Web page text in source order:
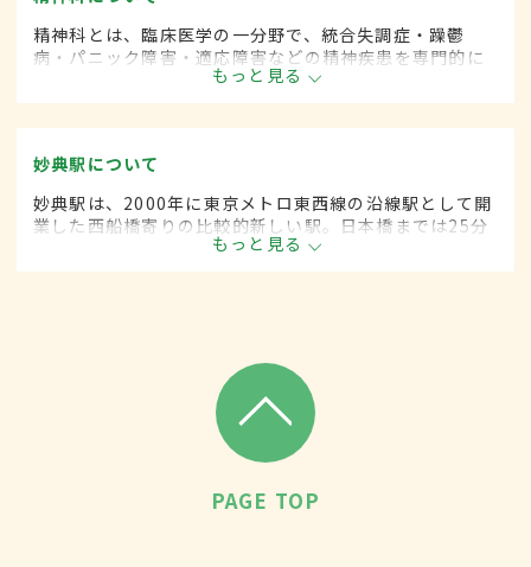
精神科とは、臨床医学の一分野で、統合失調症・躁鬱
病・パニック障害・適応障害などの精神疾患を専門的に
もっと見る
妙典駅について
妙典駅は、2000年に東京メトロ東西線の沿線駅として開
業した西船橋寄りの比較的新しい駅。日本橋までは25分
ほどでアクセスが可能。周辺にはシネマコンプレックス
が入った大型ショッピングセンターもあり、買い物客で
もっと見る
PAGE TOP